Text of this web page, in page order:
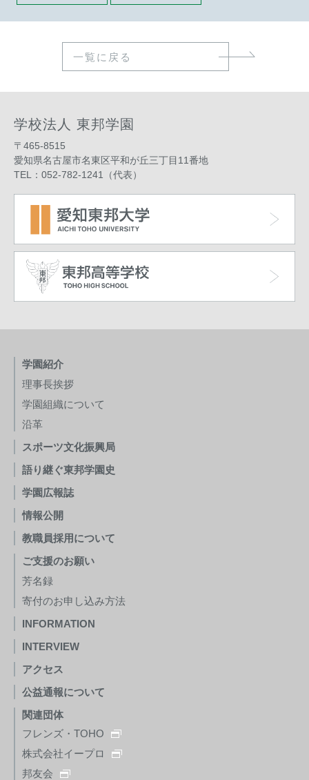
一覧に戻る
学校法人 東邦学園
〒465-8515
愛知県名古屋市名東区平和が丘三丁目11番地
TEL：052-782-1241（代表）
学園紹介
理事長挨拶
学園組織について
沿革
スポーツ文化振興局
語り継ぐ東邦学園史
学園広報誌
情報公開
教職員採用について
ご支援のお願い
芳名録
寄付のお申し込み方法
INFORMATION
INTERVIEW
アクセス
公益通報について
関連団体
フレンズ・TOHO
株式会社イープロ
邦友会